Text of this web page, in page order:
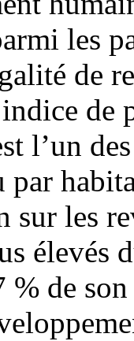
les
de
de
l’un
par
sur les
élevés
% de